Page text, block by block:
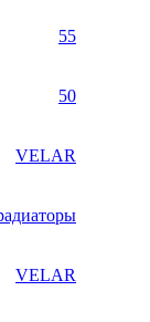
55
50
VELAR
VELAR